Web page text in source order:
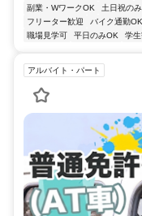
副業・WワークOK
土日祝の
フリーター歓迎
バイク通勤OK
職場見学可
平日のみOK 学
アルバイト・パート